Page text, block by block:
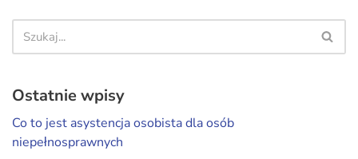
Ostatnie wpisy
Co to jest asystencja osobista dla osób
niepełnosprawnych